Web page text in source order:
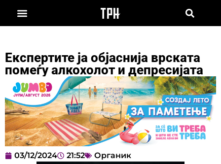
Експертите ја објаснија врската
помеѓу алкохолот и депресијата
03/12/2024 21:52 Органик